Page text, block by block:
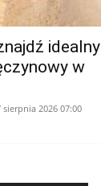
idealny
w
sierpnia 2026 07:00